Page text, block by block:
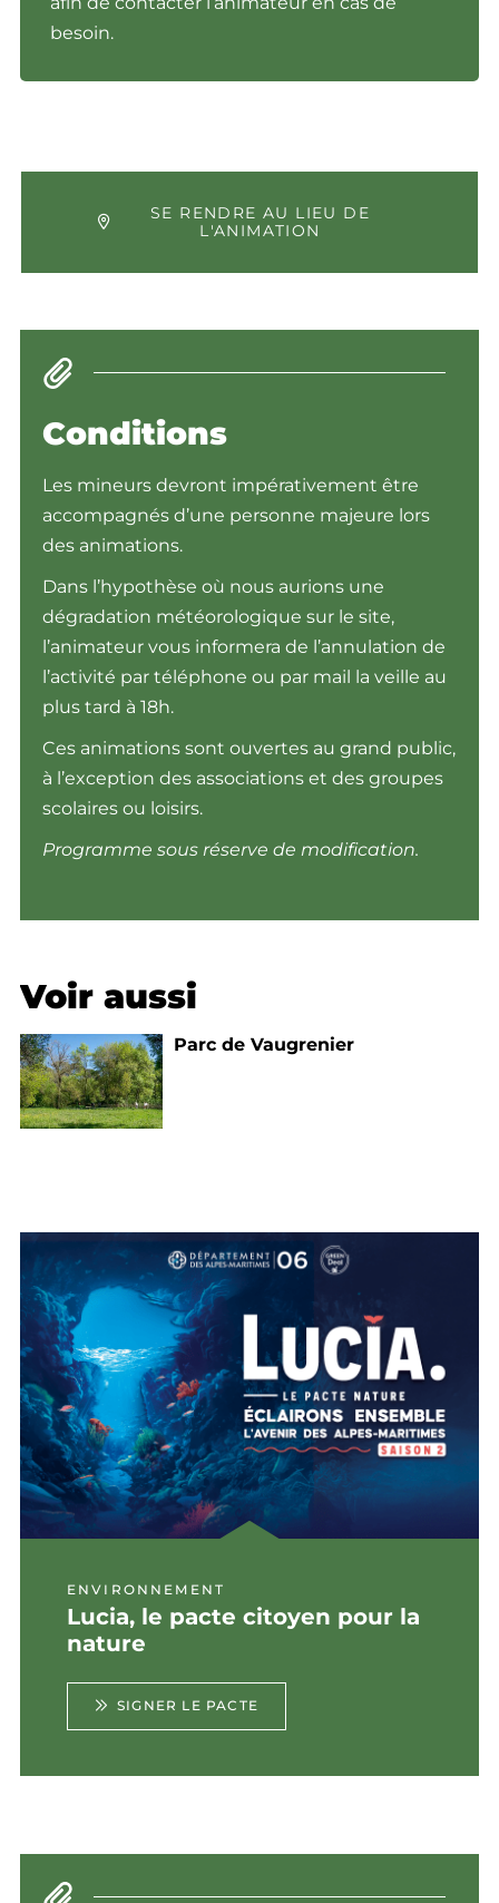
besoin.
SE RENDRE AU LIEU DE
L'ANIMATION
Conditions
Les mineurs devront impérativement être
accompagnés d’une personne majeure lors
des animations.
Dans l’hypothèse où nous aurions une
dégradation météorologique sur le site,
l’animateur vous informera de l’annulation de
l’activité par téléphone ou par mail la veille au
plus tard à 18h.
Ces animations sont ouvertes au grand public,
à l’exception des associations et des groupes
scolaires ou loisirs.
Programme sous réserve de modification.
Voir aussi
Parc de Vaugrenier
ENVIRONNEMENT
Lucia, le pacte citoyen pour la
nature
SIGNER LE PACTE